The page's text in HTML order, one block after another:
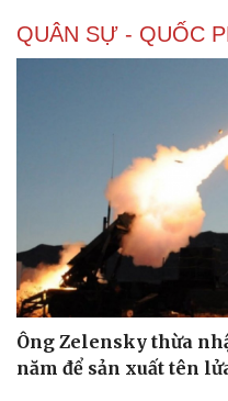
Giá cà phê hôm nay 9/
97.000 đồng/kg
Giá xăng dầu hôm nay
Giá xăng dầu hôm nay
mở lại eo biển Hormuz
Tỷ giá USD hôm nay 8/
26.468 đồng/USD
QUÂN SỰ - QUỐC